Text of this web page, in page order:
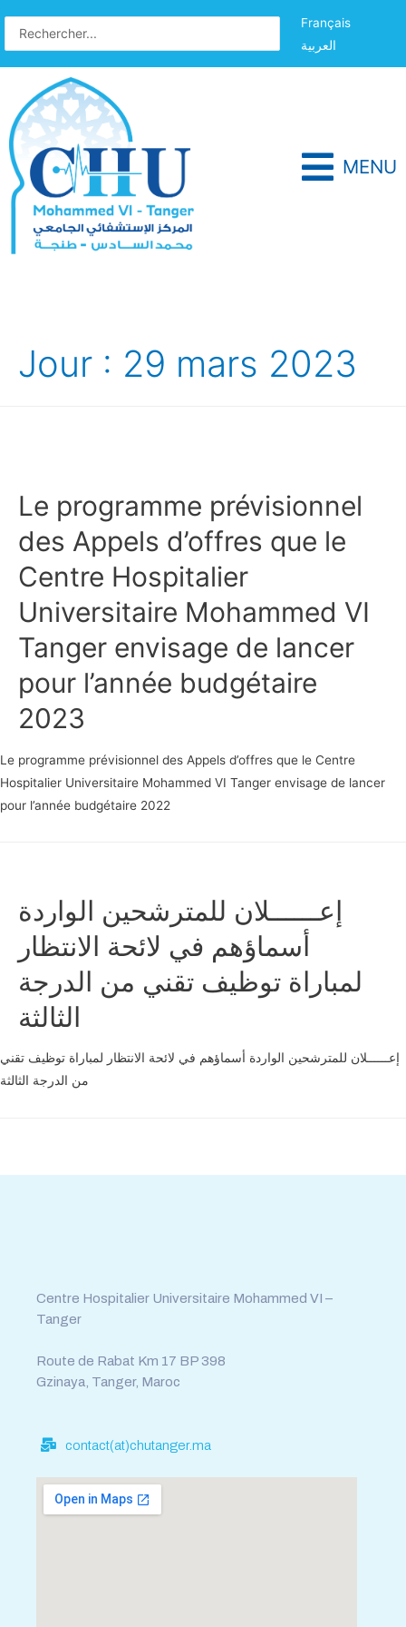
Français
العربية
MENU
Jour : 29 mars 2023
Le programme prévisionnel
des Appels d’offres que le
Centre Hospitalier
Universitaire Mohammed VI
Tanger envisage de lancer
pour l’année budgétaire
2023
Le programme prévisionnel des Appels d’offres que le Centre
Hospitalier Universitaire Mohammed VI Tanger envisage de lancer
pour l’année budgétaire 2022
إعــــــلان للمترشحين الواردة
أسماؤهم في لائحة الانتظار
لمباراة توظيف تقني من الدرجة
الثالثة
إعــــــلان للمترشحين الواردة أسماؤهم في لائحة الانتظار لمباراة توظيف تقني
من الدرجة الثالثة
Centre Hospitalier Universitaire Mohammed VI –
Tanger
Route de Rabat Km 17 BP 398
Gzinaya, Tanger, Maroc
contact(at)chutanger.ma